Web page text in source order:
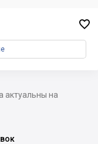

актуальны на